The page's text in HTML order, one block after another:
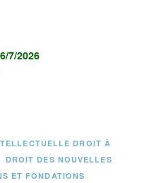
7/2026
DROIT À
DROIT DES NOUVELLES
ET FONDATIONS